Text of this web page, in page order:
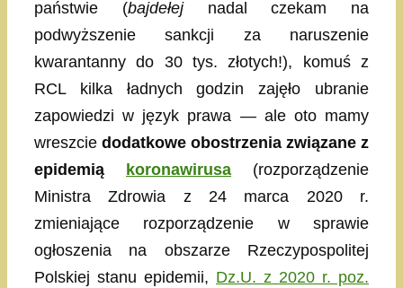
państwie (bajdełejnadal czekam na
podwyższenie sankcji za naruszenie
kwarantanny do 30 tys. złotych!), komuś z
RCL kilka ładnych godzin zajęło ubranie
zapowiedzi w język prawa — ale oto mamy
wreszcie dodatkowe obostrzenia związane z
epidemią
koronawirusa (rozporządzenie
Ministra Zdrowia z 24 marca 2020 r.
zmieniające rozporządzenie w sprawie
ogłoszenia na obszarze Rzeczypospolitej
Polskiej stanu epidemii, Dz.U. z 2020 r. poz.